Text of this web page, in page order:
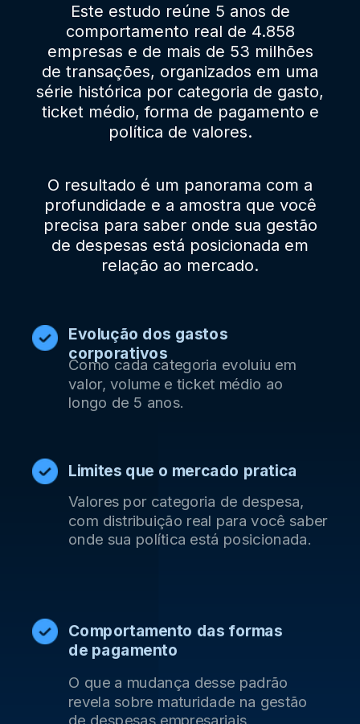
Este estudo reúne 5 anos de
comportamento real de 4.858
empresas e de mais de 53 milhões
de transações, organizados em uma
série histórica por categoria de gasto,
ticket médio, forma de pagamento e
política de valores.
O resultado é um panorama com a
profundidade e a amostra que você
precisa para saber onde sua gestão
de despesas está posicionada em
relação ao mercado.
Evolução dos gastos
corporativos
Como cada categoria evoluiu em
valor, volume e ticket médio ao
longo de 5 anos.
Comportamento das formas
de pagamento
O que a mudança desse padrão
revela sobre maturidade na gestão
de despesas empresariais.
Limites que o mercado pratica
Valores por categoria de despesa,
com distribuição real para você saber
onde sua política está posicionada.